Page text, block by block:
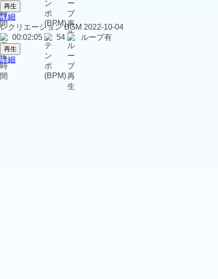
再生
詳細
レクリエーション BGM 2022-10-04
00:02:05
54 ループ有
再生
詳細